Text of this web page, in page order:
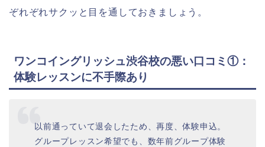
ぞれぞれサクッと目を通しておきましょう。
ワンコイングリッシュ渋谷校の悪い口コミ①：
体験レッスンに不手際あり
以前通っていて退会したため、再度、体験申込。
グループレッスン希望でも、数年前グループ体験